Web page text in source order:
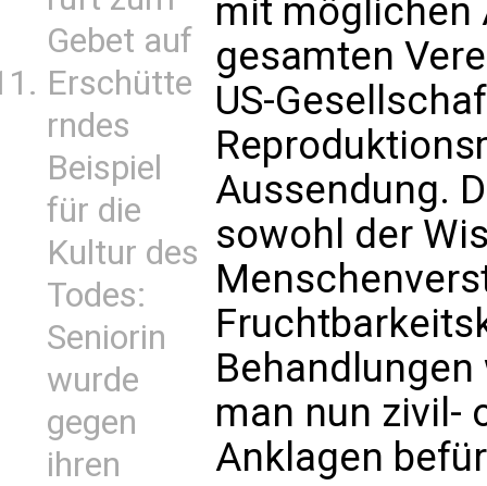
Gebet auf
Erschütte
rndes
Beispiel
für die
Kultur des
Todes:
Seniorin
wurde
gegen
ihren
mit möglichen
gesamten
US-
Aussendung.
sowohl der
man nun zivil-
Anklagen